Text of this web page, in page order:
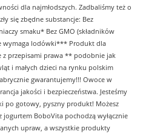
dla najmłodszych. Zadbaliśmy też o
się zbędne substancje: Bez
smaku* Bez GMO (składników
wymaga lodówki*** Produkt dla
z przepisami prawa ** podobnie jak
i małych dzieci na rynku polskim
gwarantujemy!!! Owoce w
jakości i bezpieczeństwa. Jesteśmy
po gotowy, pyszny produkt! Możesz
jogurtem BoboVita pochodzą wyłącznie
upraw, a wszystkie produkty